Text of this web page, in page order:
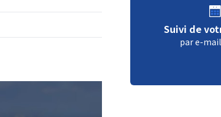
Suivi de
par e-mail